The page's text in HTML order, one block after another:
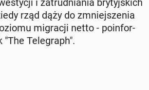
i za­trud­nia­nia bry­tyj­skich
rząd dąży do zmniej­sze­nia
mi­gra­cji netto - po­in­for­
"The Te­le­graph".